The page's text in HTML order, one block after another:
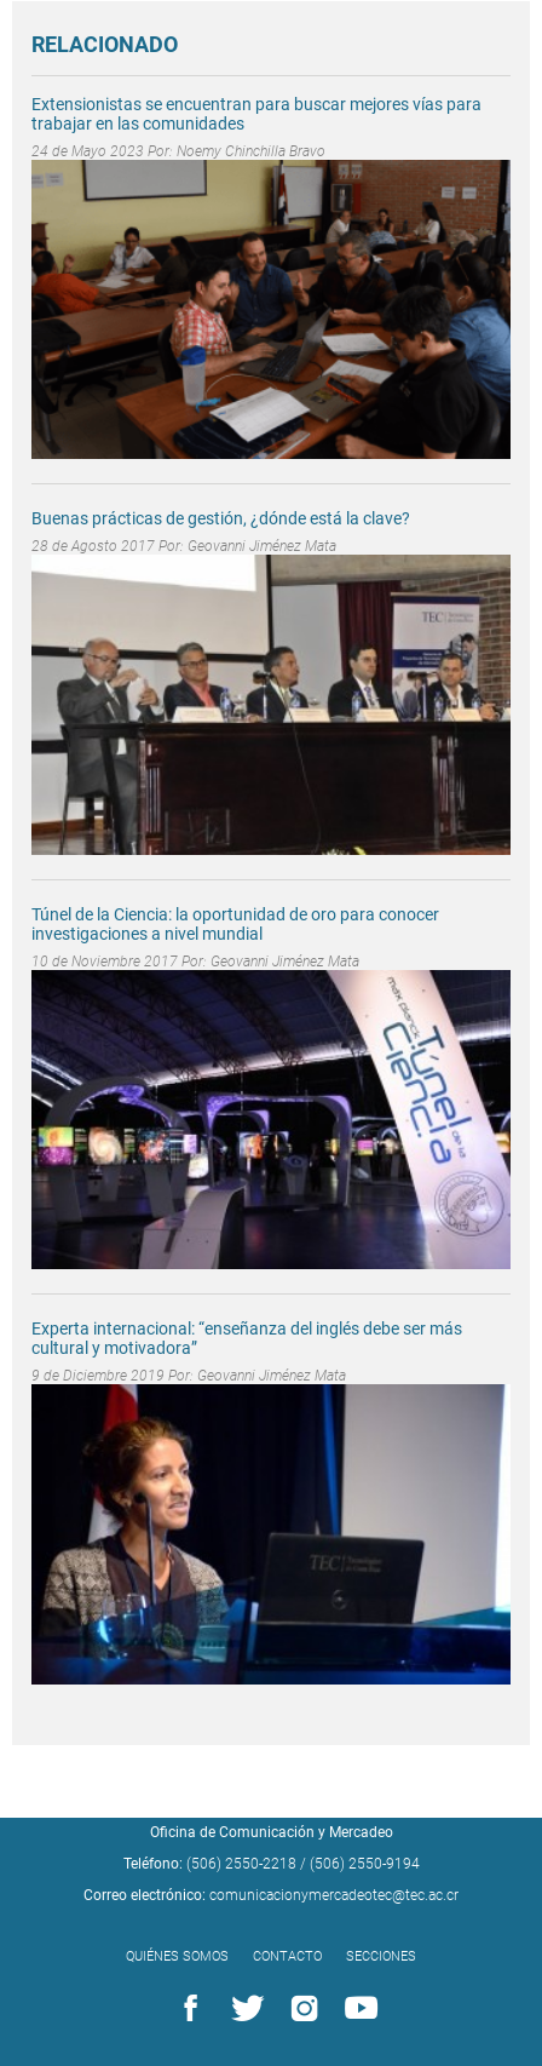
RELACIONADO
Extensionistas se encuentran para buscar mejores vías para
trabajar en las comunidades
24 de Mayo 2023 Por: Noemy Chinchilla Bravo
Buenas prácticas de gestión, ¿dónde está la clave?
28 de Agosto 2017 Por: Geovanni Jiménez Mata
Túnel de la Ciencia: la oportunidad de oro para conocer
investigaciones a nivel mundial
10 de Noviembre 2017 Por: Geovanni Jiménez Mata
Experta internacional: “enseñanza del inglés debe ser más
cultural y motivadora”
9 de Diciembre 2019 Por: Geovanni Jiménez Mata
Oficina de Comunicación y Mercadeo
Teléfono: (506) 2550-2218 / (506) 2550-9194
Correo electrónico: comunicacionymercadeotec@tec.ac.cr
QUIÉNES SOMOS CONTACTO SECCIONES